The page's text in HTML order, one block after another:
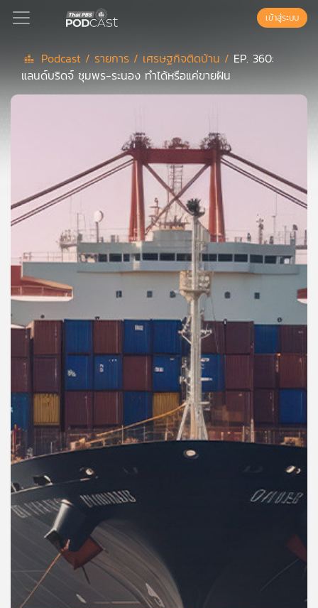
Podcast
แนะนำ
ย์
สต์
คุณ
เพลง
บทความ
ข่าว
และ
กิจกรรม
เรา
เข้าสู่ระบบ
Podcast / รายการ / เศรษฐกิจติดบ้าน / EP. 360:
แลนด์บริดจ์ ชุมพร-ระนอง ทำได้หรือแค่ขายฝัน